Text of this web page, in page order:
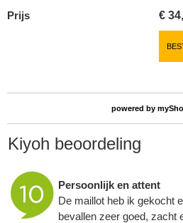
Prijs
€
powered by
Kiyoh beoordeling
Persoonlijk en attent
De maillot heb ik gekocht
bevallen zeer goed, zacht